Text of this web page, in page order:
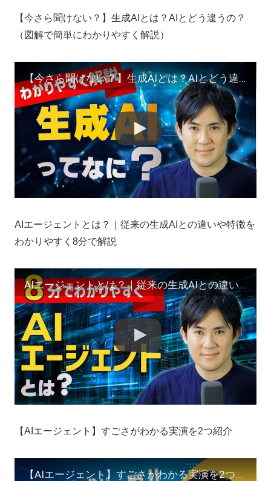
【今さら聞けない？】生成AIとは？AIとどう違うの？
（図解で簡単にわかりやすく解説）
【今さら聞けない？】生成AIとは？AIとどう違うの？（図解で簡単にわかりやすく解説）
AIエージェントとは？｜従来の生成AIとの違いや特徴を
わかりやすく8分で解説
AIエージェントとは？｜従来の生成AIとの違いや特徴をわかりやすく8分で解説
【AIエージェント】すごさがわかる実演を2つ紹介
【AIエージェント】すごさがわかる実演を2つ紹介